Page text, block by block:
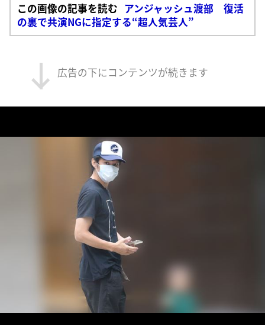
この画像の記事を読む アンジャッシュ渡部 復活
の裏で共演NGに指定する“超人気芸人”
広告の下にコンテンツが続きます